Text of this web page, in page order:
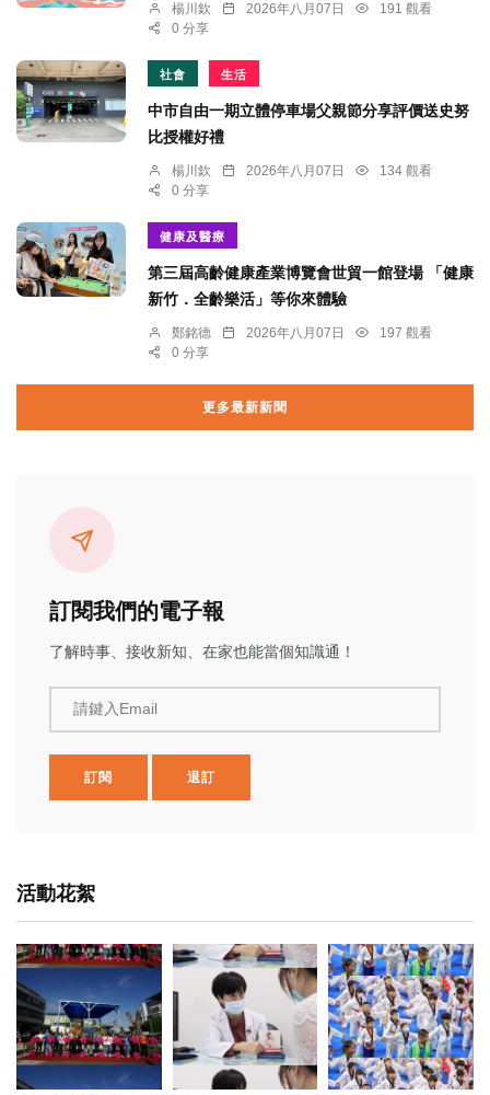
楊川欽 2026年八月07日
191 觀看
0 分享
社會 生活
中市自由一期立體停車場父親節分享評價送史努
比授權好禮
楊川欽 2026年八月07日
134 觀看
0 分享
健康及醫療
第三屆高齡健康產業博覽會世貿一館登場 「健康
新竹．全齡樂活」等你來體驗
鄭銘德 2026年八月07日
197 觀看
0 分享
更多最新新聞
訂閱我們的電子報
了解時事、接收新知、在家也能當個知識通！
請鍵入Email
訂閱 退訂
活動花絮